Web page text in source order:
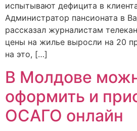
испытывают дефицита в
Администратор пансионата в
рассказал журналистам
цены на жилье выросли на 20
на это, […]
В Молдове
оформить и
ОСАГО онлайн